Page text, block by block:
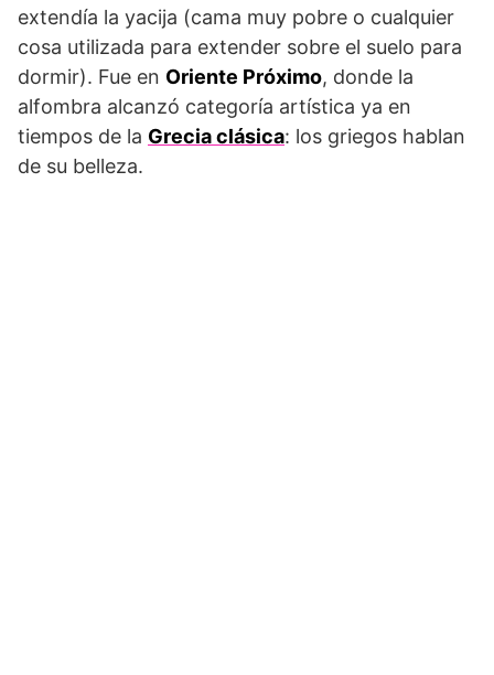
extendía la yacija (cama muy pobre o cualquier
cosa utilizada para extender sobre el suelo para
dormir). Fue en Oriente Próximo, donde la
alfombra alcanzó categoría artística ya en
tiempos de la Grecia clásica: los griegos hablan
de su belleza.